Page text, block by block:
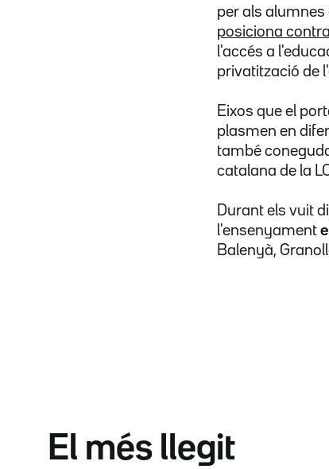
per als alumnes
posiciona
l'accés a
privatització de
Eixos que el
plasmen en
també
catalana de la
Durant els vuit
l'ensenyament
Balenyà,
El més llegit